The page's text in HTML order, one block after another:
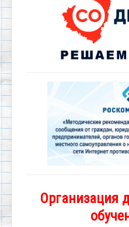
Организация